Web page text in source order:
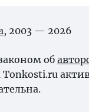
, 2003 — 2026
об
Tonkosti.ru